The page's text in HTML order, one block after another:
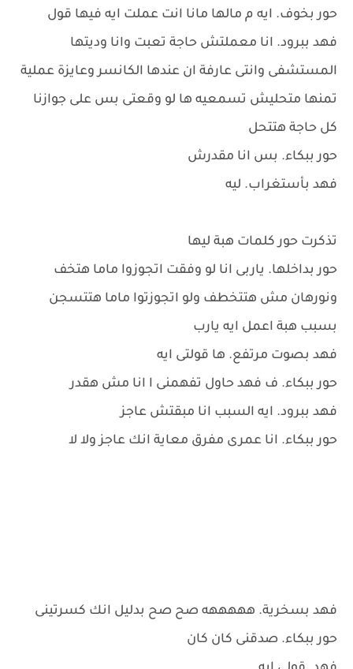
حور بخوف. ايه م مالها مانا انت عملت ايه فيها قول
فهد ببرود. انا معملتش حاجة تعبت وانا وديتها
المستشفى وانتى عارفة ان عندها الكانسر وعايزة عملية
تمنها متحليش تسمعيه ها لو وقعتى بس على جوازنا
كل حاجة هتتحل
حور ببكاء. بس انا مقدرش
فهد بأستغراب. ليه
تذكرت حور كلمات هبة ليها
حور بداخلها. ياربى انا لو وفقت اتجوزوا ماما هتخف
ونورهان مش هتتخطف ولو اتجوزتوا ماما هتتسجن
بسبب هبة اعمل ايه يارب
فهد بصوت مرتفع. ها قولتى ايه
حور ببكاء. ف فهد حاول تفهمنى ا انا مش هقدر
فهد ببرود. ايه السبب انا مبقتش عاجز
حور ببكاء. انا عمرى مفرق معاية انك عاجز ولا لا
فهد بسخرية. هههههه صح صح بدليل انك كسرتينى
حور ببكاء. صدقنى كان كان